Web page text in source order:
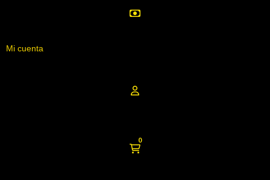
Mi cuenta
0